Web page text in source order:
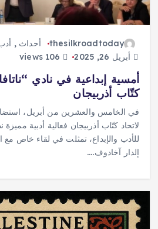
thesilkroadtoday أحداث ,
أبريل 26, 2025
أمسية إبداعية في نادي
كتّاب أذربيجان
في الخامس والعشرين من أبريل، استضاف
لاتحاد كتّاب أذربيجان فعالية أدبية
للأدب والإبداع، تمثلت في لقاء خاص
إلدار آخادوف.…